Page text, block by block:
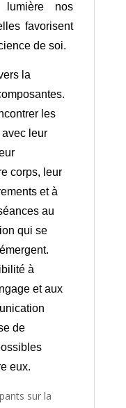
lumière nos
favorisent
de soi.
la
les
leur
corps, leur
et à
au
qui se
à
et aux
de
eux.
sur la